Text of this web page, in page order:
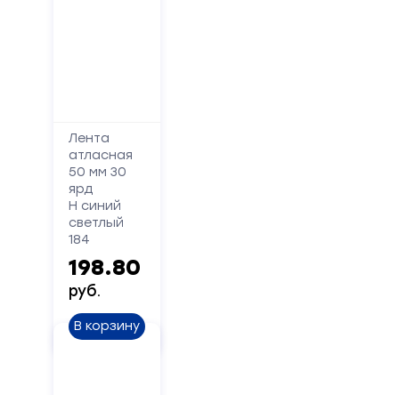
Лента
атласная
50 мм 30
ярд
Н синий
светлый
184
198.80
руб.
В корзину